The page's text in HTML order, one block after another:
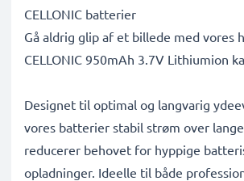
CELLONIC batterier
Gå aldrig glip af et billede med vores
CELLONIC 950mAh 3.7V Lithiumion
Designet til optimal og langvarig
vores batterier stabil strøm over
reducerer behovet for hyppige
opladninger. Ideelle til både